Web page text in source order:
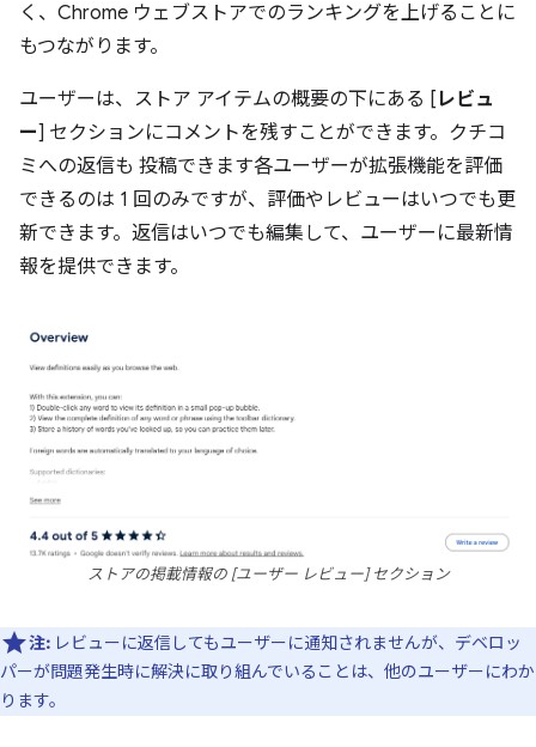
く、Chrome ウェブストアでのランキングを上げることに
もつながります。
ユーザーは、ストア アイテムの概要の下にある [ レビュ
ー] セクションにコメントを残すことができます。クチコ
ミへの返信も 投稿できます各ユーザーが拡張機能を評価
できるのは 1 回のみですが、評価やレビューはいつでも更
新できます。返信はいつでも編集して、ユーザーに最新情
報を提供できます。
ストアの掲載情報の [ユーザー レビュー] セクション
注: レビューに返信してもユーザーに通知されませんが、デベロッ
パーが問題発生時に解決に取り組んでいることは、他のユーザーにわか
ります。